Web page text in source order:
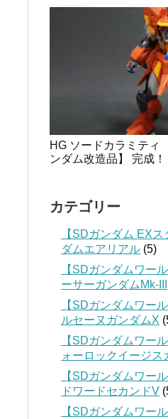
HG ソードカラミティ
ンダム改造品】 完成！
カテゴリー
【SDガンダム EX
ダムエアリアル (5)
【SDガンダムワー
ーサーガンダムMk-III
【SDガンダムワー
ルセーヌガンダムX
【SDガンダムワー
ォーロックイージス
【SDガンダムワー
ドワードセカンドV
【SDガンダムワー